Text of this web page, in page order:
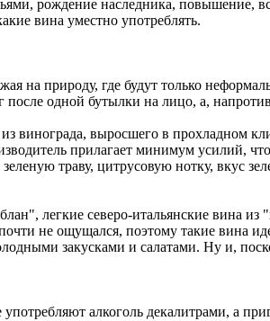
рождение наследника,
вина уместно употреблять.
на природу, где будут только
одной бутылки на лицо, а,
винограда, выросшего в прохладном
прилагает минимум усилий,
траву, цитрусовую нотку, вкус
легкие северо-итальянские
не ощущался, поэтому такие вина
закусками и салатами. Ну и,
алкоголь декалитрами, а